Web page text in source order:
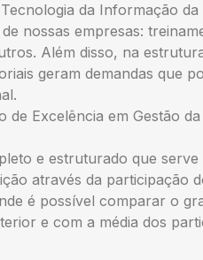
da Informação
nossas empresas:
Além disso, na
geram demandas que
de Excelência em Gestão
e estruturado que
através da participação
é possível comparar o
e com a média dos